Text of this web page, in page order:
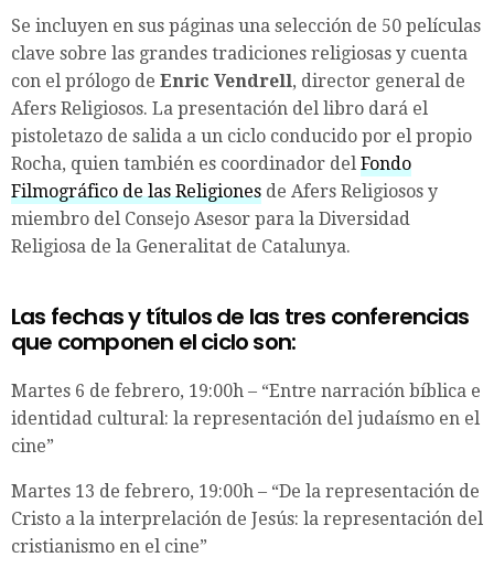
Se incluyen en sus páginas una selección de 50 películas
clave sobre las grandes tradiciones religiosas y cuenta
con el prólogo de Enric Vendrell, director general de
Afers Religiosos. La presentación del libro dará el
pistoletazo de salida a un ciclo conducido por el propio
Rocha, quien también es coordinador del Fondo
Filmográfico de las Religiones de Afers Religiosos y
miembro del Consejo Asesor para la Diversidad
Religiosa de la Generalitat de Catalunya.
Las fechas y títulos de las tres conferencias
que componen el ciclo son:
Martes 6 de febrero, 19:00h – “Entre narración bíblica e
identidad cultural: la representación del judaísmo en el
cine”
Martes 13 de febrero, 19:00h – “De la representación de
Cristo a la interprelación de Jesús: la representación del
cristianismo en el cine”